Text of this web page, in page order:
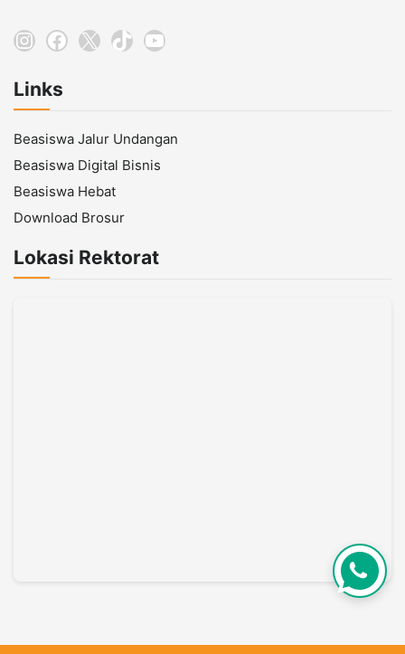
Instagram
Facebook
X TikTokYouTube
Links
Beasiswa Jalur Undangan
Beasiswa Digital Bisnis
Beasiswa Hebat
Download Brosur
Lokasi Rektorat